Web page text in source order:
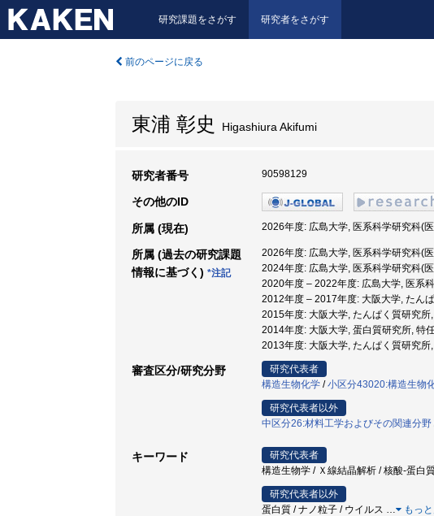
研究課題をさがす 研究者をさがす
前のページに戻る
東浦 彰史 Higashiura Akifumi
研究者番号 90598129
その他のID
所属 (現在) 2026年度: 広島大学, 医系科学研究科(
所属 (過去の研究課題
情報に基づく) *注記
2026年度: 広島大学, 医系科学研究科(
2024年度: 広島大学, 医系科学研究科(
2020年度 – 2022年度: 広島大学, 医系
2012年度 – 2017年度: 大阪大学, たん
2015年度: 大阪大学, たんぱく質研究所
2014年度: 大阪大学, 蛋白質研究所, 特
2013年度: 大阪大学, たんぱく質研究所
審査区分/研究分野
研究代表者
構造生物化学 /小区分43020:構造生物
研究代表者以外
中区分26:材料工学およびその関連分野
キーワード
研究代表者
構造生物学 / Ｘ線結晶解析 / 核酸-蛋白
研究代表者以外
蛋白質 / ナノ粒子 / ウイルス … もっ